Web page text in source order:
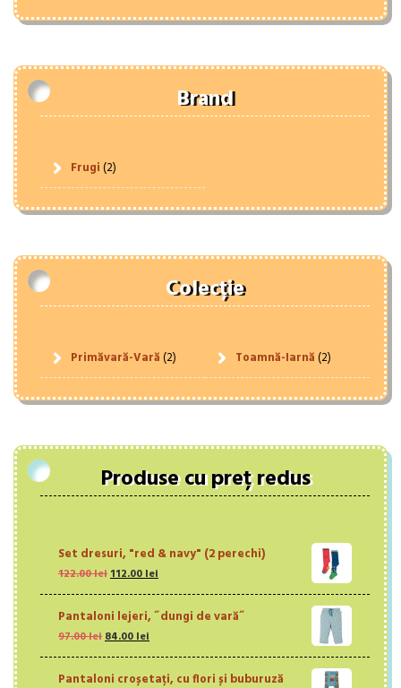
Brand
Frugi(2)
Colecție
Primăvară-Vară(2) Toamnă-Iarnă(2)
Produse cu preț redus
Set dresuri, "red & navy" (2 perechi)
122.00lei Prețul
fost:
122.00 lei.
112.00lei
112.00 lei.
Pantaloni lejeri, ˝dungi de vară˝
97.00lei Prețul
fost:
84.00lei
84.00 lei.
Pantaloni croșetați, cu flori și buburuză